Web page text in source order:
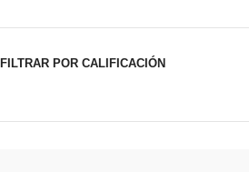
FILTRAR POR CALIFICACIÓN